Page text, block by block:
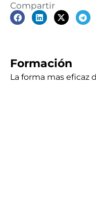
Compartir
Formación
La forma mas eficaz